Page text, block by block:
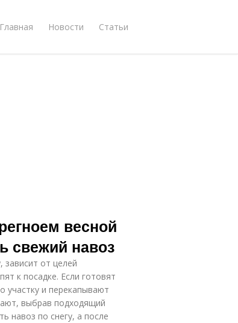
Главная Новости Статьи
весной
свежий навоз
зависит от целей
к посадке. Если готовят
участку и перекапывают
выбрав подходящий
навоз по снегу, а после